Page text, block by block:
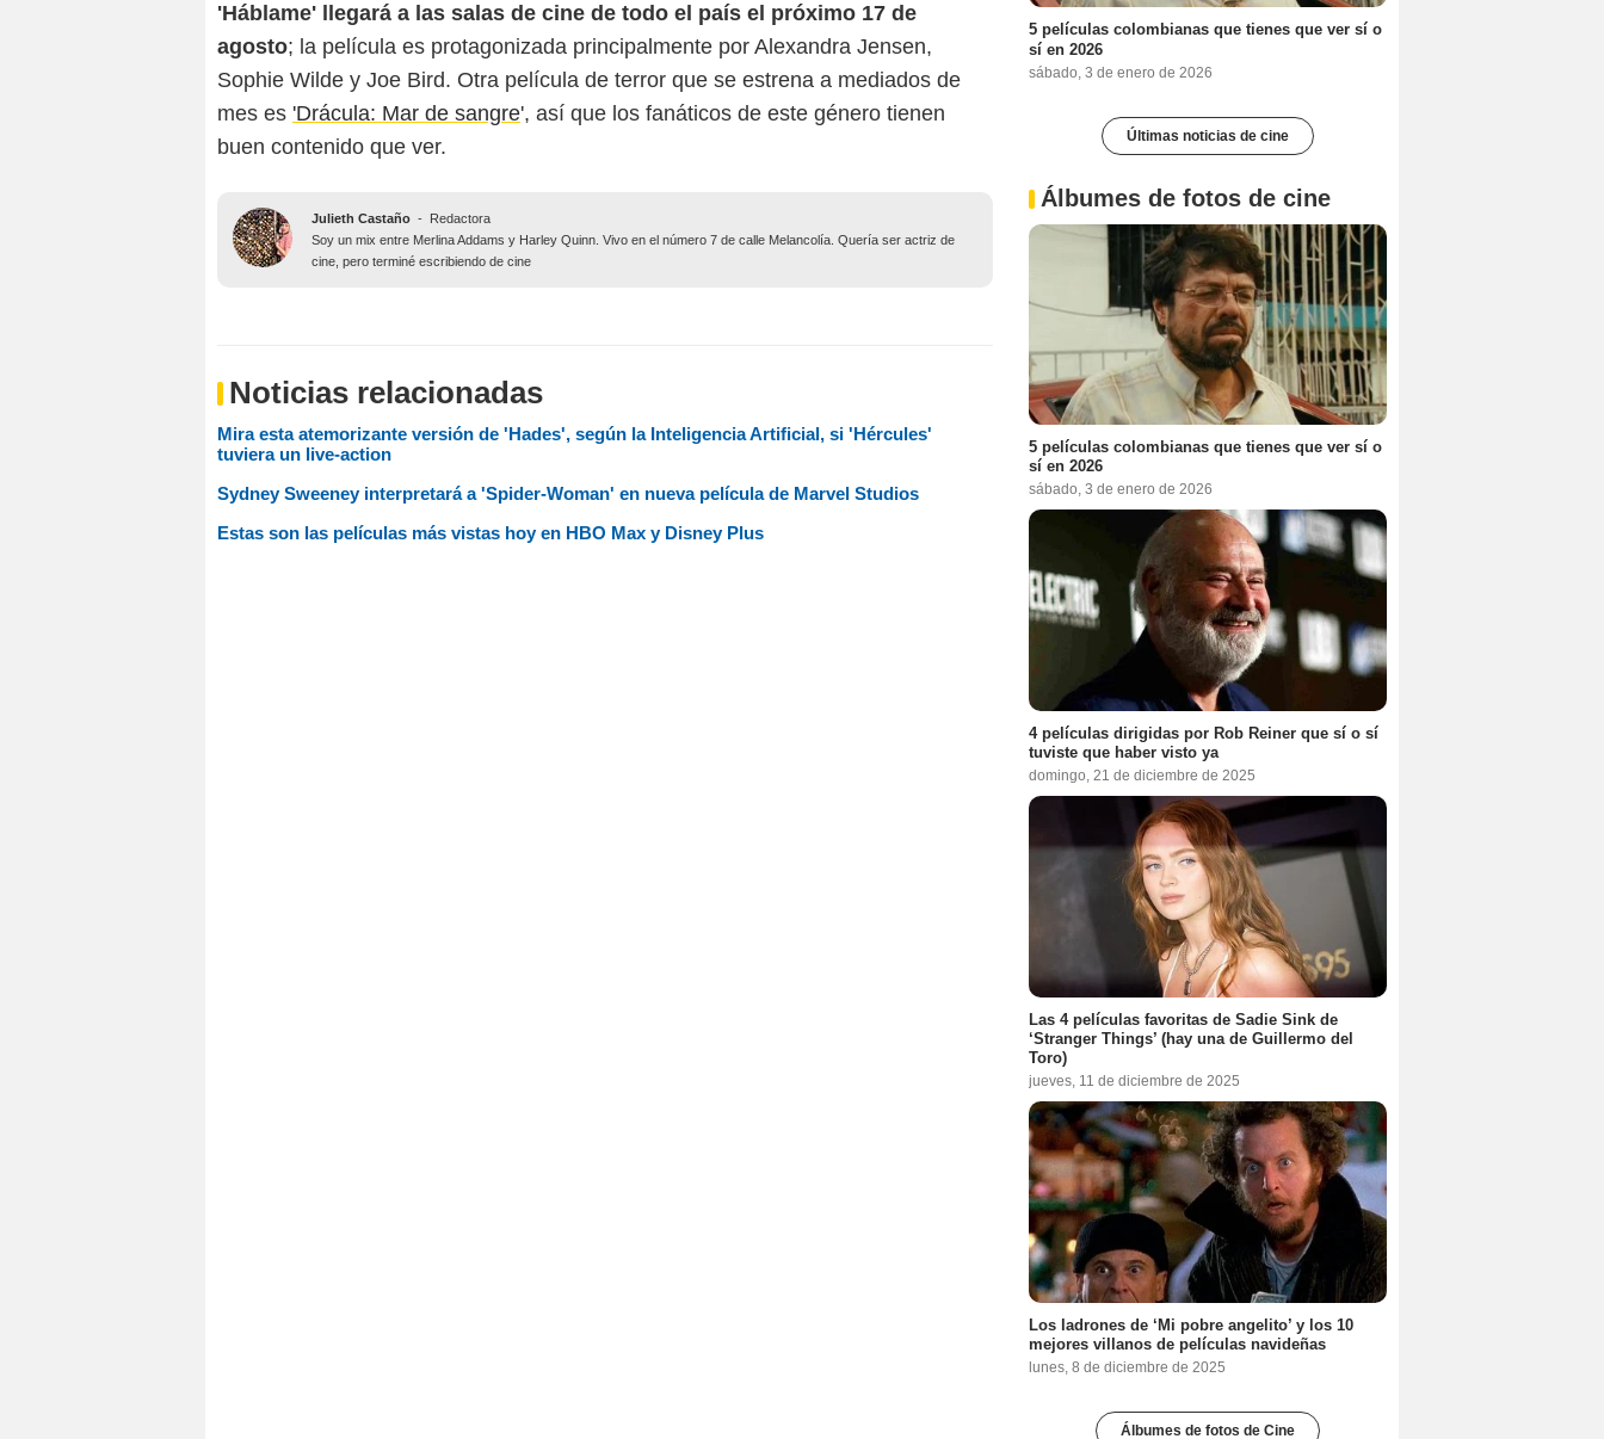
'Háblame' llegará a las salas de cine de todo el país el próximo 17 de
agosto; la película es protagonizada principalmente por Alexandra Jensen,
Sophie Wilde y Joe Bird. Otra película de terror que se estrena a mediados de
mes es 'Drácula: Mar de sangre', así que los fanáticos de este género tienen
buen contenido que ver.
Julieth Castaño - Redactora
Soy un mix entre Merlina Addams y Harley Quinn. Vivo en el número 7 de calle Melancolía. Quería ser actriz de
cine, pero terminé escribiendo de cine
Noticias relacionadas
Mira esta atemorizante versión de 'Hades', según la Inteligencia Artificial, si 'Hércules'
tuviera un live-action
Sydney Sweeney interpretará a 'Spider-Woman' en nueva película de Marvel Studios
Estas son las películas más vistas hoy en HBO Max y Disney Plus
5 películas colombianas que tienes que ver sí o
sí en 2026
sábado, 3 de enero de 2026
Últimas noticias de cine
Álbumes de fotos de cine
5 películas colombianas que tienes que ver sí o
sí en 2026
sábado, 3 de enero de 2026
4 películas dirigidas por Rob Reiner que sí o sí
tuviste que haber visto ya
domingo, 21 de diciembre de 2025
Las 4 películas favoritas de Sadie Sink de
‘Stranger Things’ (hay una de Guillermo del
Toro)
jueves, 11 de diciembre de 2025
Los ladrones de ‘Mi pobre angelito’ y los 10
mejores villanos de películas navideñas
lunes, 8 de diciembre de 2025
Álbumes de fotos de Cine